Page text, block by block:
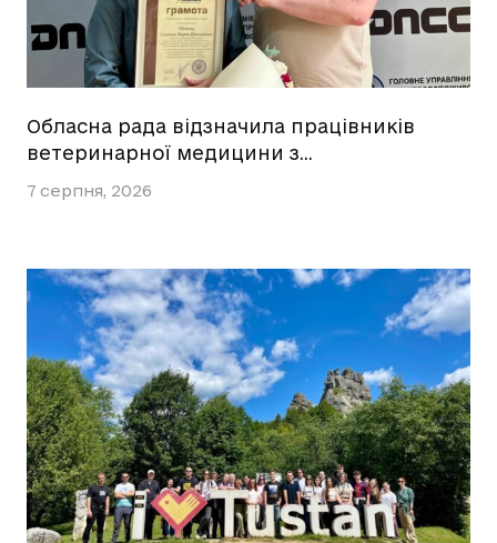
Обласна рада відзначила працівників
ветеринарної медицини з…
7 серпня, 2026